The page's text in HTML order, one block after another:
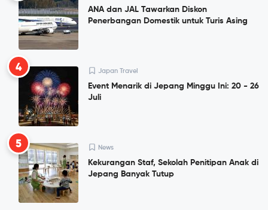
ANA dan JAL Tawarkan Diskon
Penerbangan Domestik untuk Turis Asing
4 Japan Travel
Event Menarik di Jepang Minggu Ini: 20 - 26
Juli
5 News
Kekurangan Staf, Sekolah Penitipan Anak di
Jepang Banyak Tutup